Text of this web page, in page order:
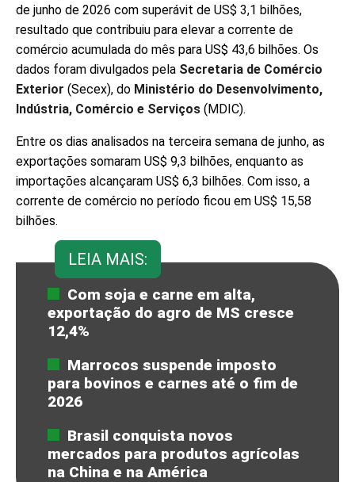
de junho de 2026 com superávit de US$ 3,1 bilhões,
resultado que contribuiu para elevar a corrente de
comércio acumulada do mês para US$ 43,6 bilhões. Os
dados foram divulgados pela Secretaria de Comércio
Exterior (Secex), do Ministério do Desenvolvimento,
Indústria, Comércio e Serviços (MDIC).
Entre os dias analisados na terceira semana de junho, as
exportações somaram US$ 9,3 bilhões, enquanto as
importações alcançaram US$ 6,3 bilhões. Com isso, a
corrente de comércio no período ficou em US$ 15,58
bilhões.
LEIA MAIS:
Com soja e carne em alta,
exportação do agro de MS cresce
12,4%
Marrocos suspende imposto
para bovinos e carnes até o fim de
2026
Brasil conquista novos
mercados para produtos agrícolas
na China e na América